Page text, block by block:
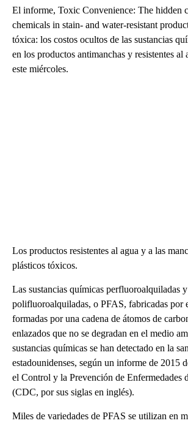
El informe, Toxic Convenience: The hidden
chemicals in stain- and water-resistant
tóxica: los costos ocultos de las sustancias
en los productos antimanchas y resistentes al
este miércoles.
Los productos resistentes al agua y a las
plásticos tóxicos.
Las sustancias químicas perfluoroalquiladas y
polifluoroalquiladas, o PFAS, fabricadas por
formadas por una cadena de átomos de
enlazados que no se degradan en el medio
sustancias químicas se han detectado en la
estadounidenses, según un informe de 2015
el Control y la Prevención de Enfermedades
(CDC, por sus siglas en inglés).
Miles de variedades de PFAS se utilizan en